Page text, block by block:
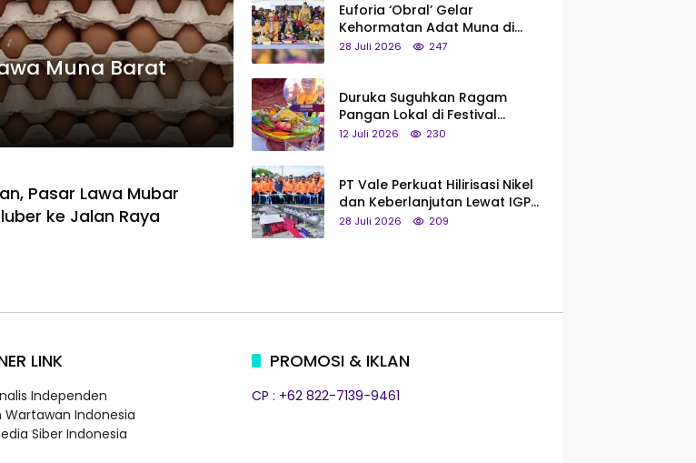
Muna Barat
Pasar Lawa Mubar
ke Jalan Raya
Euforia ‘Obral’ Gelar
Kehormatan Adat Muna di
Silaturahmi KKMM, Ridwan Bae:
28 Juli 2026 247
Duruka Suguhkan Ragam
Pangan Lokal di Festival
Liangkobhori, Dari Umbi Rebus
12 Juli 2026 230
PT Vale Perkuat Hilirisasi Nikel
dan Keberlanjutan Lewat IGP
Morowali
28 Juli 2026 209
LINK
Independen
Wartawan Indonesia
Siber Indonesia
PROMOSI & IKLAN
CP : +62 822-7139-9461